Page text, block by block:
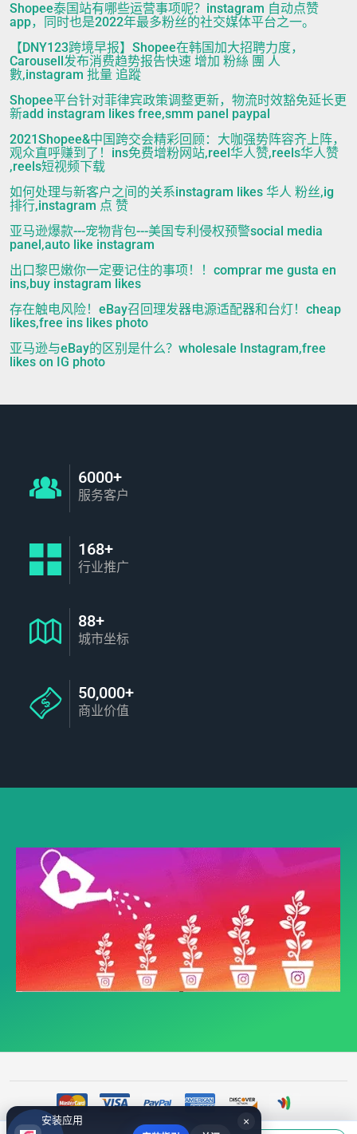
Shopee泰国站有哪些运营事项呢？instagram 自动点赞
app，同时也是2022年最多粉丝的社交媒体平台之一。
【DNY123跨境早报】Shopee在韩国加大招聘力度，
Carousell发布消费趋势报告快速 增加 粉絲 團 人
數,instagram 批量 追蹤
Shopee平台针对菲律宾政策调整更新，物流时效豁免延长更
新add instagram likes free,smm panel paypal
2021Shopee&中国跨交会精彩回顾：大咖强势阵容齐上阵，
观众直呼赚到了！ins免费增粉网站,reel华人赞,reels华人赞
,reels短视频下载
如何处理与新客户之间的关系instagram likes 华人 粉丝,ig
排行,instagram 点 赞
亚马逊爆款---宠物背包---美国专利侵权预警social media
panel,auto like instagram
出口黎巴嫩你一定要记住的事项！！comprar me gusta en
ins,buy instagram likes
存在触电风险！eBay召回理发器电源适配器和台灯！cheap
likes,free ins likes photo
亚马逊与eBay的区别是什么？wholesale Instagram,free
likes on IG photo
6000+
服务客户
168+
行业推广
88+
城市坐标
50,000+
商业价值
×
安装应用